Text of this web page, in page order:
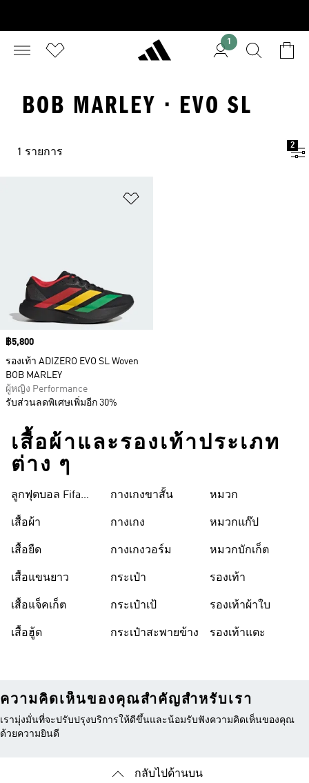
1
BOB MARLEY · EVO SL
1 รายการ
2
Price
฿5,800
รองเท้า ADIZERO EVO SL Woven
BOB MARLEY
ผู้หญิง Performance
รับส่วนลดพิเศษเพิ่มอีก 30%
เสื้อผ้าและรองเท้าประเภท
ต่าง ๆ
ลูกฟุตบอล Fifa
เสื้อผ้า
เสื้อยืด
เสื้อแขนยาว
เสื้อแจ็คเก็ต
เสื้อฮู้ด
กางเกงขาสั้น
กางเกง
กางเกงวอร์ม
กระเป๋า
กระเป๋าเป้
กระเป๋าสะพายข้าง
หมวก
หมวกแก๊ป
หมวกบักเก็ต
รองเท้า
รองเท้าผ้าใบ
รองเท้าแตะ
ความคิดเห็นของคุณสำคัญสำหรับเรา
เรามุ่งมั่นที่จะปรับปรุงบริการให้ดีขึ้นและน้อมรับฟังความคิดเห็นของคุณ
ด้วยความยินดี
กลับไปด้านบน